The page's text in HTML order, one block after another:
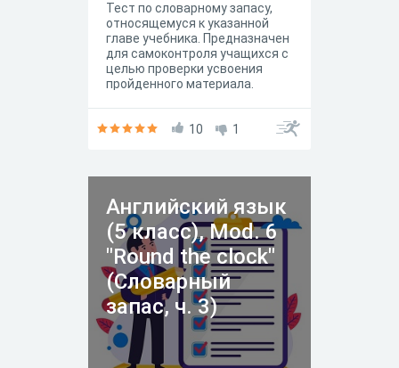
Тест по словарному запасу,
относящемуся к указанной
главе учебника. Предназначен
для самоконтроля учащихся с
целью проверки усвоения
пройденного материала.
10 1
Английский язык
(5 класс), Mod. 6
"Round the clock"
(Словарный
запас, ч. 3)